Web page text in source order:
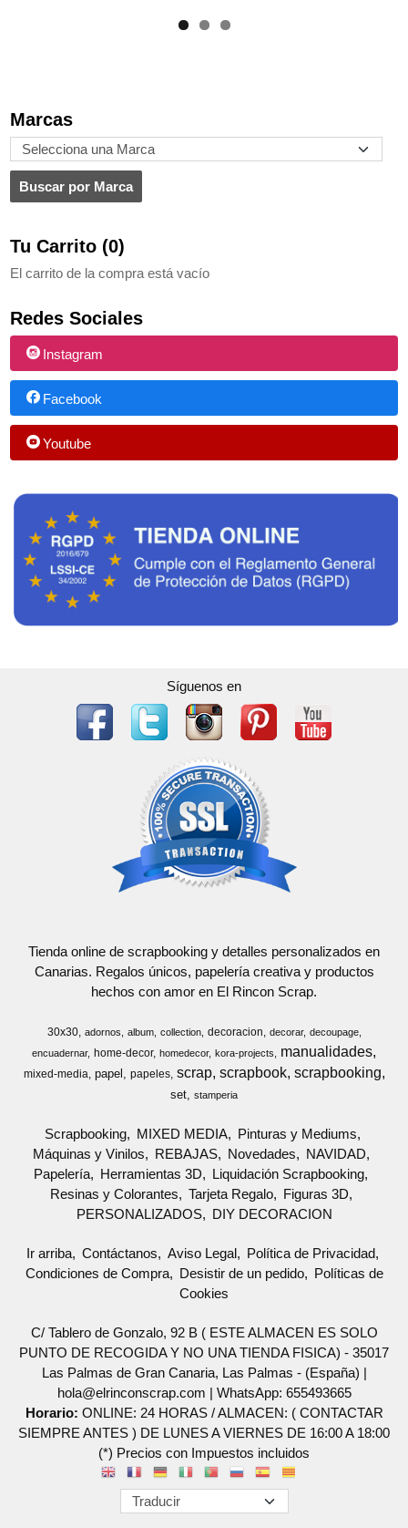
Marcas
Tu Carrito (0)
El carrito de la compra está vacío
Redes Sociales
Instagram
Facebook
Youtube
Síguenos en
Tienda online de scrapbooking y detalles personalizados en
Canarias. Regalos únicos, papelería creativa y productos
hechos con amor en El Rincon Scrap.
30x30 adornos album collection decoracion decorar
decoupage
encuadernar
home-decor homedecor kora-projects manualidades
mixed-media papel papeles scrap scrapbook scrapbooking
set stamperia
Scrapbooking MIXED MEDIA
Pinturas y Mediums
Máquinas y Vinilos
REBAJAS Novedades
NAVIDAD
Papelería
Herramientas 3D
Liquidación Scrapbooking
Resinas y Colorantes
Tarjeta Regalo
Figuras 3D
PERSONALIZADOS
DIY DECORACION
Ir arriba Contáctanos Aviso Legal
Política de Privacidad
Condiciones de Compra
Desistir de un pedido
Políticas de
Cookies
C/ Tablero de Gonzalo, 92 B ( ESTE ALMACEN ES SOLO
PUNTO DE RECOGIDA Y NO UNA TIENDA FISICA) - 35017
Las Palmas de Gran Canaria, Las Palmas - (España) |
hola@elrinconscrap.com | WhatsApp: 655493665
Horario: ONLINE: 24 HORAS / ALMACEN: ( CONTACTAR
SIEMPRE ANTES ) DE LUNES A VIERNES DE 16:00 A 18:00
(*) Precios con Impuestos incluidos